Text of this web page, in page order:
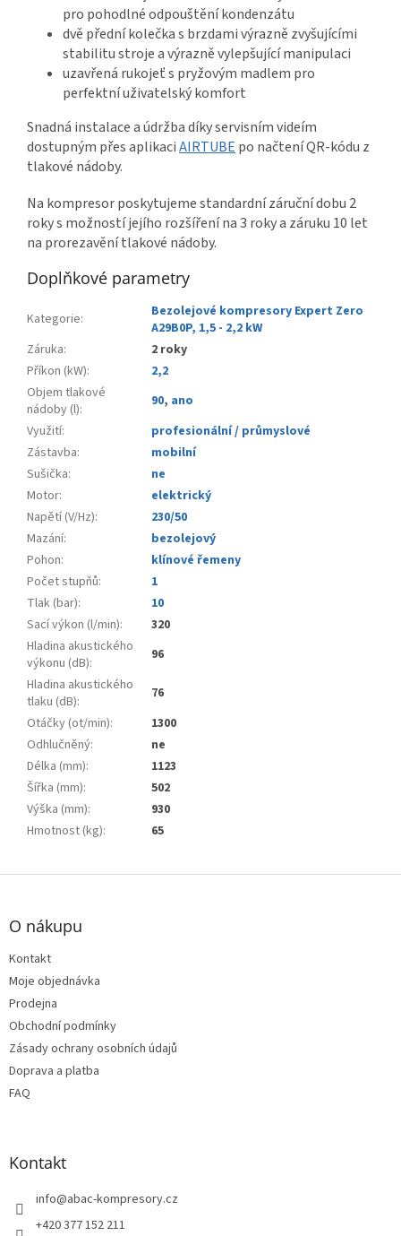
pro pohodlné odpouštění kondenzátu
dvě přední kolečka s brzdami výrazně zvyšujícími
stabilitu stroje a výrazně vylepšující manipulaci
uzavřená rukojeť s pryžovým madlem pro
perfektní uživatelský komfort
Snadná instalace a údržba díky servisním videím
dostupným přes aplikaciAIRTUBE po načtení QR-kódu z
tlakové nádoby.
Na kompresor poskytujeme standardní záruční dobu 2
roky s možností jejího rozšíření na 3 roky a záruku 10 let
na prorezavění tlakové nádoby.
Doplňkové parametry
Kategorie:
Bezolejové kompresory Expert Zero
A29B0P, 1,5 - 2,2 kW
Záruka:
2 roky
Příkon (kW):
2,2
Objem tlakové
nádoby (l): 90, ano
Využití:
profesionální / průmyslové
Zástavba:
mobilní
Sušička:
ne
Motor:
elektrický
Napětí (V/Hz):
230/50
Mazání:
bezolejový
Pohon:
klínové řemeny
Počet stupňů:
1
Tlak (bar):
10
Sací výkon (l/min):
320
Hladina akustického
výkonu (dB):
96
Hladina akustického
tlaku (dB):
76
Otáčky (ot/min):
1300
Odhlučněný:
ne
Délka (mm):
1123
Šířka (mm):
502
Výška (mm):
930
Hmotnost (kg): 65
Z
O nákupu
Kontakt
Moje objednávka
Prodejna
Obchodní podmínky
Zásady ochrany osobních údajů
Doprava a platba
FAQ
Kontakt
info@abac-kompresory.cz
+420 377 152 211